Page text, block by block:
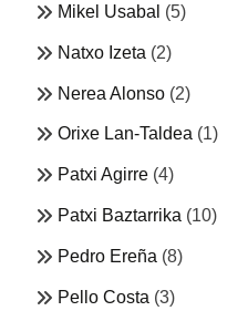
Mikel Usabal (5)
Natxo Izeta (2)
Nerea Alonso (2)
Orixe Lan-Taldea (1)
Patxi Agirre (4)
Patxi Baztarrika (10)
Pedro Ereña (8)
Pello Costa (3)